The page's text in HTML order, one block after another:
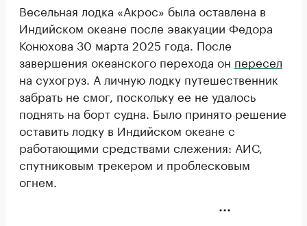
Весельная лодка «Акрос» была оставлена в
Индийском океане после эвакуации Федора
Конюхова 30 марта 2025 года. После
завершения океанского перехода он пересел
на сухогруз. А личную лодку путешественник
забрать не смог, поскольку ее не удалось
поднять на борт судна. Было принято решение
оставить лодку в Индийском океане с
работающими средствами слежения: АИС,
спутниковым трекером и проблесковым
огнем.